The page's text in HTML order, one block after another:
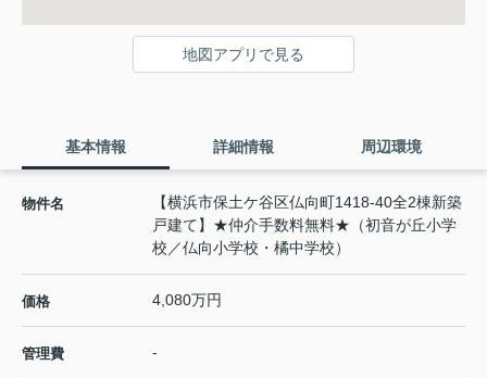
地図アプリで見る
基本情報 詳細情報 周辺環境
物件名
【横浜市保土ケ谷区仏向町1418-40全2棟新築
戸建て】★仲介手数料無料★（初音が丘小学
校／仏向小学校・橘中学校）
価格 4,080万円
管理費 -